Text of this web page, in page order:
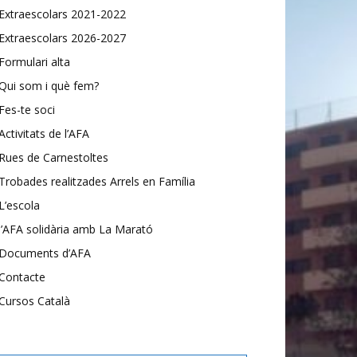
2021-2022
2026-2027
alta
som i què fem?
te soci
de l’AFA
de Carnestoltes
realitzades Arrels en Família
solidària amb La Marató
d’AFA
Català